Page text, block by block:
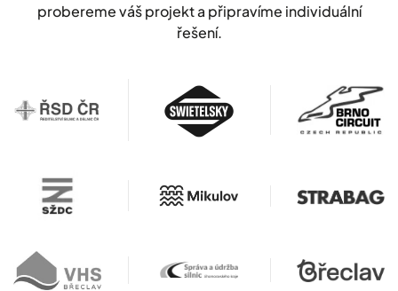
probereme váš projekt a připravíme individuální
řešení.